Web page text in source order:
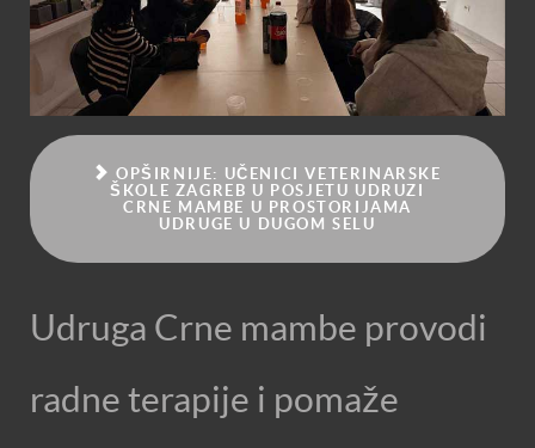
OPŠIRNIJE: UČENICI VETERINARSKE
ŠKOLE ZAGREB U POSJETU UDRUZI
CRNE MAMBE U PROSTORIJAMA
UDRUGE U DUGOM SELU
Udruga Crne mambe provodi
radne terapije i pomaže